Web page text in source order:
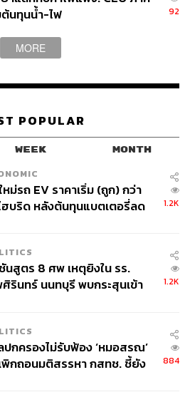
STANDARD TEAM
บรรณาธิการ THE STANDARD
นทุนน้ำ-ไฟ
92
MORE
POPULAR
WEEK MONTH
หม่รถ EV ราคาเริ่ม (ถูก) กว่า
ฮบริด หลังต้นทุนแบตเตอรี่ลด
1.2K
นสูตร 8 ศพ เหตุยิงใน รร.
ศิรินทร์ นนทบุรี พบกระสุนเข้า
1.2K
ปกครองไม่รับฟ้อง ‘หมอสรณ’
พิกถอนมติสรรหา กสทช. ชี้ยัง
884